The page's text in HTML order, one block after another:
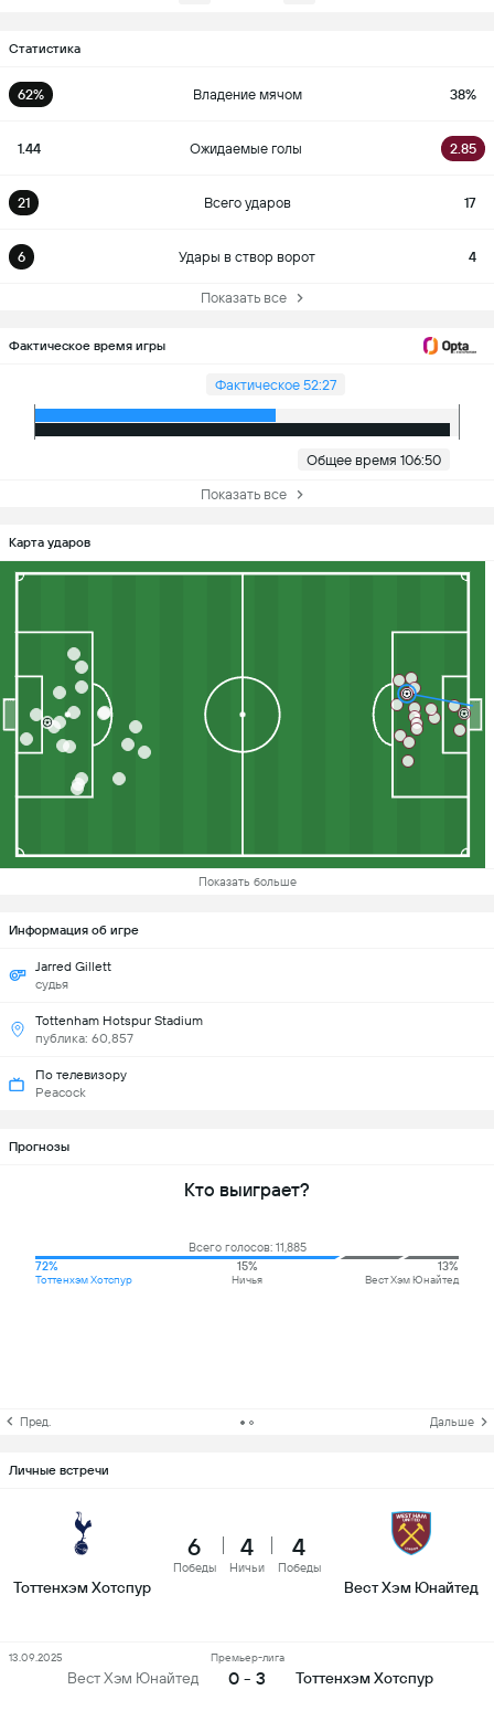
Статистика
62% Владение мячом 38%
1.44 Ожидаемые голы 2.85
21 Всего ударов 17
6 Удары в створ ворот 4
Показать все
Фактическое время игры
Фактическое 52:27
Общее время 106:50
Показать все
Карта ударов
Показать больше
Информация об игре
Jarred Gillett
судья
Tottenham Hotspur Stadium
публика: 60,857
По телевизору
Peacock
Прогнозы
Кто выиграет?
Всего голосов: 11,885
72%
Тоттенхэм Хотспур
15%
Ничья
13%
Вест Хэм Юнайтед
Пред. Дальше
Личные встречи
Тоттенхэм Хотспур
6
Победы
4
Ничьи
4
Победы
Вест Хэм Юнайтед
Вест Хэм Юнайтед
Премьер-лига
0 - 3 Тоттенхэм Хотспур
13.09.2025